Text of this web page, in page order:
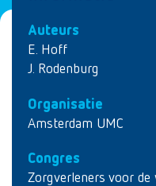
Auteurs
E. Hoff
J. Rodenburg
Organisatie
Amsterdam UMC
Congres
Zorgverleners voor de